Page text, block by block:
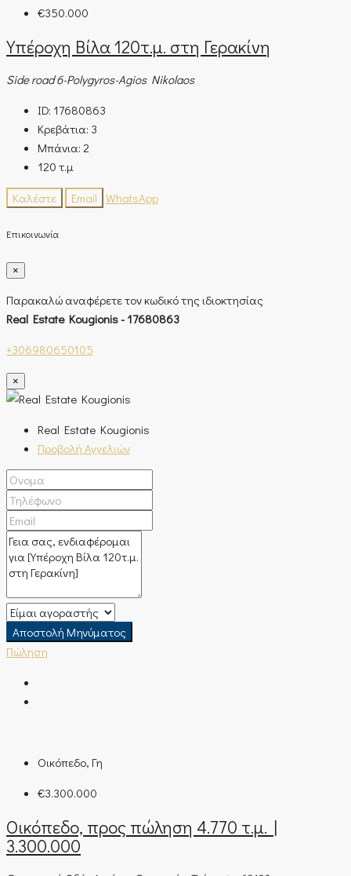
€350.000
Υπέροχη Βίλα 120τ.μ. στη Γερακίνη
Side road 6-Polygyros-Agios Nikolaos
ID: 17680863
Κρεβάτια: 3
Μπάνια: 2
120 τ.μ
Καλέστε
Email WhatsApp
Επικοινωνία
×
Παρακαλώ αναφέρετε τον κωδικό της ιδιοκτησίας
Real Estate Kougionis - 17680863
+306980650105
×
Real Estate Kougionis
Προβολή Αγγελιών
Αποστολή Μηνύματος
Πώληση
Οικόπεδο, Γη
€3.300.000
Οικόπεδο, προς πώληση 4.770 τ.μ. |
3.300.000